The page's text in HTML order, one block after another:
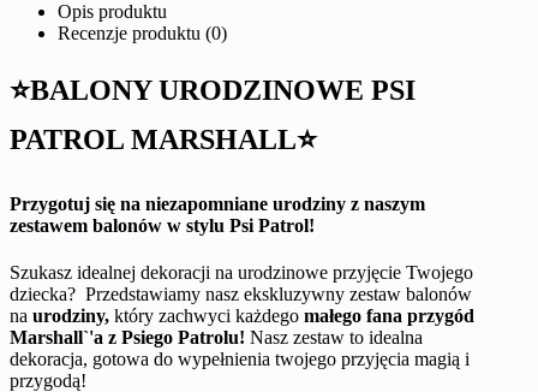
Opis produktu
Recenzje produktu (0)
⭐BALONY URODZINOWE PSI
PATROL MARSHALL⭐
Przygotuj się na niezapomniane urodziny z naszym
zestawem balonów w stylu Psi Patrol!
Szukasz idealnej dekoracji na urodzinowe przyjęcie Twojego
dziecka? Przedstawiamy nasz ekskluzywny zestaw balonów
na urodziny, który zachwyci każdego małego fana przygód
Marshall`'a z Psiego Patrolu! Nasz zestaw to idealna
dekoracja, gotowa do wypełnienia twojego przyjęcia magią i
przygodą!